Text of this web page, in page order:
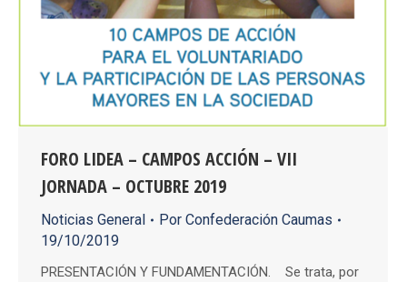
FORO LIDEA – CAMPOS ACCIÓN – VII
JORNADA – OCTUBRE 2019
Noticias General Por Confederación Caumas
19/10/2019
PRESENTACIÓN Y FUNDAMENTACIÓN. Se trata, por